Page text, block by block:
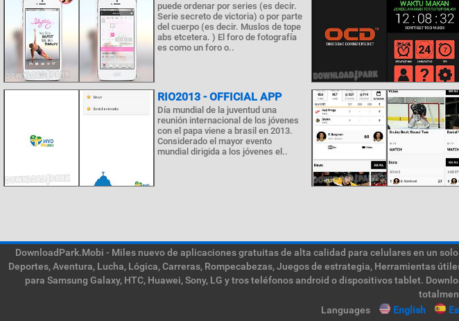
puede ordenar por series (es decir.
Serie secreto de victoria) o por parte
del cuerpo (es decir. Muslos de tope
abs etcetera. ) El foro de fotografía
es como un foro o..
RIO2013 - OFFICIAL APP
Día mundial de la juventud una
reunión internacional de los jóvenes
con el papa viene a brasil en 2013.
Considerado el mayor evento
mundial dirigida a los jóvenes el..
DownloadPark.Mobi - Miles nuevo de aplicaciones gratuitas de alta calidad para celulares en un
Deportes, Aventura, Lucha, Lógica, Carreras, Rompecabezas, Juegos de estrategia, Herramientas
para Samsung Galaxy, HTC, Huawei, Sony, LG y tros teléfonos android o dispositivos tablet.
Languages
English